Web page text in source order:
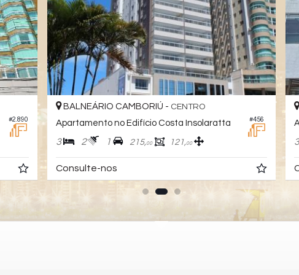
#2.890 #456
BALNEÁRIO CAMBORIÚ - CENTRO
Apartamento no Edifício Costa Insolaratta
3 2 1 215,00 121,00
Consulte-nos
3